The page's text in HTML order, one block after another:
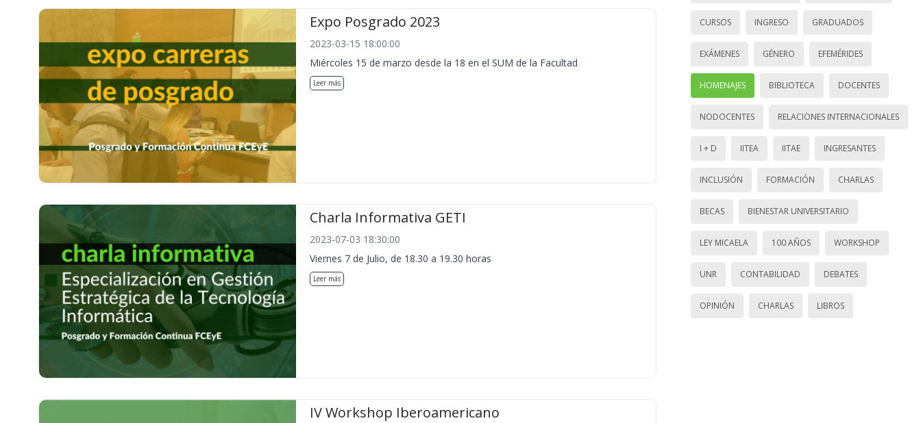
Expo Posgrado 2023
2023-03-15 18:00:00
Miércoles 15 de marzo desde la 18 en el SUM de la Facultad
Leer más
Charla Informativa GETI
2023-07-03 18:30:00
Viernes 7 de Julio, de 18.30 a 19.30 horas
Leer más
IV Workshop Iberoamericano
CURSOS INGRESO GRADUADOS
EXÁMENES GÉNERO EFEMÉRIDES
HOMENAJES BIBLIOTECA DOCENTES
NODOCENTES RELACIONES INTERNACIONALES
I + D IITEA IITAE INGRESANTES
INCLUSIÓN FORMACIÓN CHARLAS
BECAS BIENESTAR UNIVERSITARIO
LEY MICAELA 100 AÑOS WORKSHOP
UNR CONTABILIDAD DEBATES
OPINIÓN CHARLAS LIBROS